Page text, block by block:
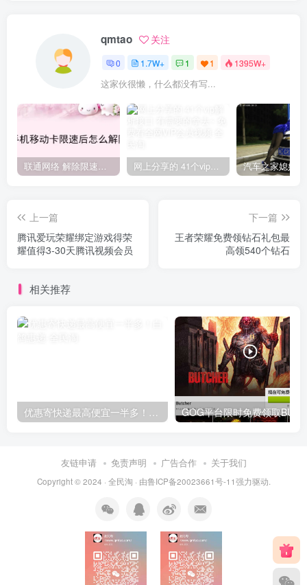
qmtao 关注
0 1.7W+ 1 1 1395W+
这家伙很懒，什么都没有写...
联通网络 解除限速方法参考！畅享、畅玩、老白干等及其它地区自测了 网上分享的 41个vip解析接口 有需要的拿去~ 免费看全网VIP会员视频
上一篇
腾讯爱玩荣耀绑定游戏得荣
耀值得3-30天腾讯视频会员
下一篇
王者荣耀免费领钻石礼包最
高领540个钻石
相关推荐
优惠寄快递最高便宜一半多！白鸽惠递
友链申请 免责声明 广告合作 关于我们
Copyright © 2024 · 全民淘 · 由鲁ICP备20023661号-11强力驱动.